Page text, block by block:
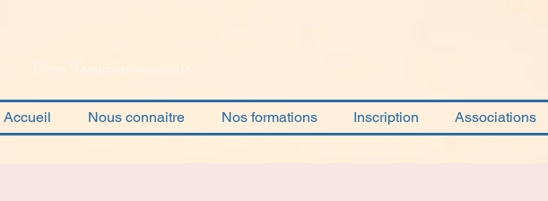
Votre Formation médicale
Accueil Nous connaitre Nos formations Inscription Associations